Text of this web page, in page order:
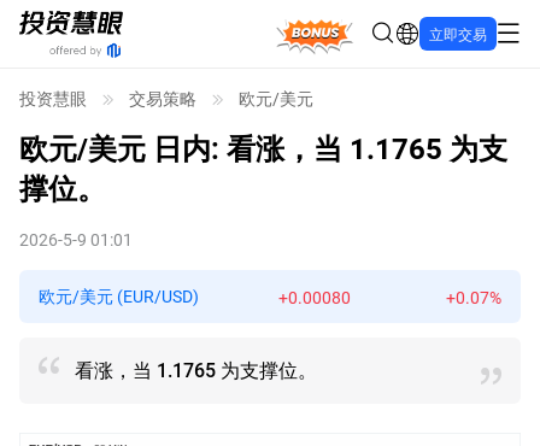
Bonus 立即交易
投资慧眼 交易策略 欧元/美元
欧元/美元 日内: 看涨，当 1.1765 为支
撑位。
2026-5-9 01:01
欧元/美元 (EUR/USD) +0.00080 +0.07%
看涨，当 1.1765 为支撑位。